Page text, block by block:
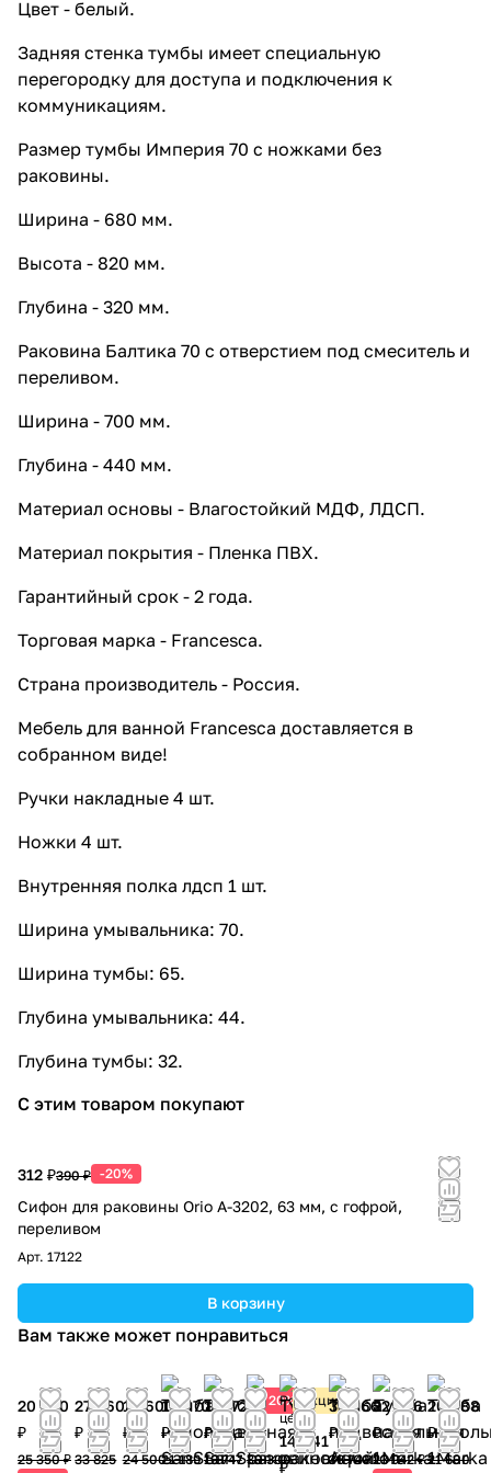
50 белая
9 801 ₽ x 1 шт
Тумба-комод Francesca Империя
60 белая
Шкаф навесной Francesca Империя
20 L/R, белый
Шкаф навесной Francesca Империя
30 L/R, белый
Шкаф навесной Francesca Империя
6 093 ₽ x 1 шт6 770 ₽
Шкаф навесной Francesca Империя
6 633 ₽ x 1 шт
Шкаф навесной Francesca Империя
7 164 ₽ x 1 шт7 960 ₽
Империя 150 распашной белый
9 153 ₽ x 1 шт 10 170 ₽
Империя 170 распашной белый
Экран под ванну Francesca
Империя 180 распашной белый
11 088 ₽ x 1 шт
Цвет - белый.
Задняя стенка тумбы имеет специальную
перегородку для доступа и подключения к
коммуникациям.
Размер тумбы Империя 70 с ножками без
раковины.
Ширина - 680 мм.
Высота - 820 мм.
Глубина - 320 мм.
Раковина Балтика 70 с отверстием под смеситель и
переливом.
Ширина - 700 мм.
Глубина - 440 мм.
Материал основы - Влагостойкий МДФ, ЛДСП.
Материал покрытия - Пленка ПВХ.
Гарантийный срок - 2 года.
Торговая марка - Francesca.
Страна производитель - Россия.
Мебель для ванной Francesca доставляется в
собранном виде!
Ручки накладные 4 шт.
Ножки 4 шт.
Внутренняя полка лдсп 1 шт.
Ширина умывальника: 70.
Ширина тумбы: 65.
Глубина умывальника: 44.
Глубина тумбы: 32.
С этим товаром покупают
312 ₽390 ₽ -20%
Сифон для раковины Orio А-3202, 63 мм, с гофрой,
переливом
Арт. 17122
В корзину
Вам также может понравиться
20 280
₽
25 350 ₽
27 060
₽
33 825
19 600
₽
24 500
19 070
₽
21 189
17 772
₽
19 747
20%
24 240
₽
30 300
Акция
Розничная
цена
14 841
₽
33 066
₽
36 740
22 266
₽
23 942 ₽
20 088
₽
21 600